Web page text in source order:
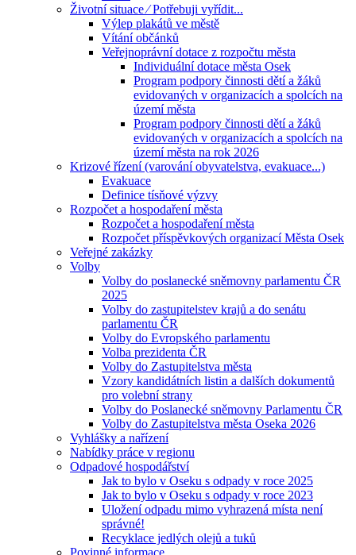
Životní situace ⁄ Potřebuji vyřídit...
Výlep plakátů ve městě
Vítání občánků
Veřejnoprávní dotace z rozpočtu města
Individuální dotace města Osek
Program podpory činnosti dětí a žáků
evidovaných v organizacích a spolcích na
území města
Program podpory činnosti dětí a žáků
evidovaných v organizacích a spolcích na
území města na rok 2026
Krizové řízení (varování obyvatelstva, evakuace...)
Evakuace
Definice tísňové výzvy
Rozpočet a hospodaření města
Rozpočet a hospodaření města
Rozpočet příspěvkových organizací Města Osek
Veřejné zakázky
Volby
Volby do poslanecké sněmovny parlamentu ČR
2025
Volby do zastupitelstev krajů a do senátu
parlamentu ČR
Volby do Evropského parlamentu
Volba prezidenta ČR
Volby do Zastupitelstva města
Vzory kandidátních listin a dalších dokumentů
pro volební strany
Volby do Poslanecké sněmovny Parlamentu ČR
Volby do Zastupitelstva města Oseka 2026
Vyhlášky a nařízení
Nabídky práce v regionu
Odpadové hospodářství
Jak to bylo v Oseku s odpady v roce 2025
Jak to bylo v Oseku s odpady v roce 2023
Uložení odpadu mimo vyhrazená místa není
správné!
Recyklace jedlých olejů a tuků
Povinné informace